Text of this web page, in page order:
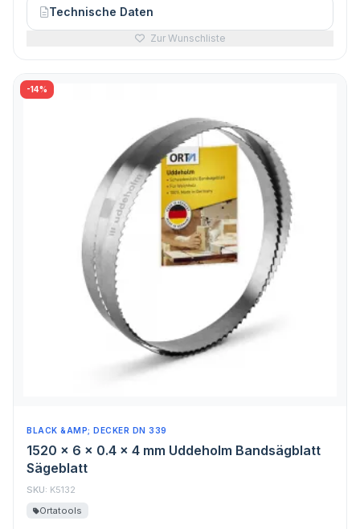
Technische Daten
Zur Wunschliste
-14%
BLACK &AMP; DECKER DN 339
1520 x 6 x 0.4 x 4 mm Uddeholm Bandsägblatt
Sägeblatt
SKU: K5132
Ortatools